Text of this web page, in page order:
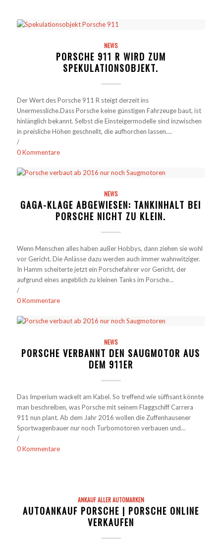
NEWS
PORSCHE 911 R WIRD ZUM
SPEKULATIONSOBJEKT.
Der Wert des Porsche 911 R steigt derzeit ins
Unermessliche.Dass Porsche keine günstigen Fahrzeuge baut, ist
hinlänglich bekannt. Selbst die Einsteigermodelle sind inzwischen
in preisliche Höhen geschnellt, die aufhorchen lassen.…
/
0 Kommentare
NEWS
GAGA-KLAGE ABGEWIESEN: TANKINHALT BEI
PORSCHE NICHT ZU KLEIN.
Wenn Menschen alles haben außer Hobbys, dann ziehen sie wohl
vor Gericht. Die Anlässe dazu werden auch immer wahnwitziger.
In Hamm scheiterte jetzt ein Porschefahrer vor Gericht, der
aufgrund eines angeblich zu kleinen Tanks im Porsche…
/
0 Kommentare
NEWS
PORSCHE VERBANNT DEN SAUGMOTOR AUS
DEM 911ER
Das Imperium wackelt am Kabel. So treffend wie süffisant könnte
man beschreiben, was Porsche mit seinem Flaggschiff Carrera
911 nun plant. Ab dem Jahr 2016 wollen die Zuffenhausener
Sportwagenbauer nur noch Turbomotoren verbauen und…
/
0 Kommentare
ANKAUF ALLER AUTOMARKEN
AUTOANKAUF PORSCHE | PORSCHE ONLINE
VERKAUFEN